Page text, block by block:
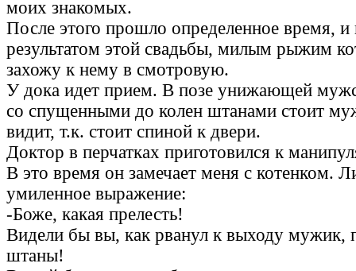
моих знакомых.
После этого прошло определенное время, и
результатом этой свадьбы, милым рыжим
захожу к нему в смотровую.
У дока идет прием. В позе унижающей
со спущенными до колен штанами стоит
видит, т.к. стоит спиной к двери.
Доктор в перчатках приготовился к
В это время он замечает меня с котенком.
умиленное выражение:
-Боже, какая прелесть!
Видели бы вы, как рванул к выходу мужик,
штаны!